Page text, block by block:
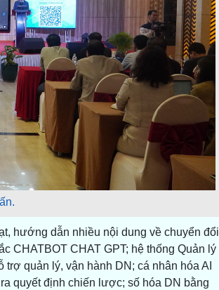
hướng dẫn nhiều nội dung về chuyển đổi
CHATBOT CHAT GPT; hệ thống Quản lý
quản lý, vận hành DN; cá nhân hóa AI
quyết định chiến lược; số hóa DN bằng